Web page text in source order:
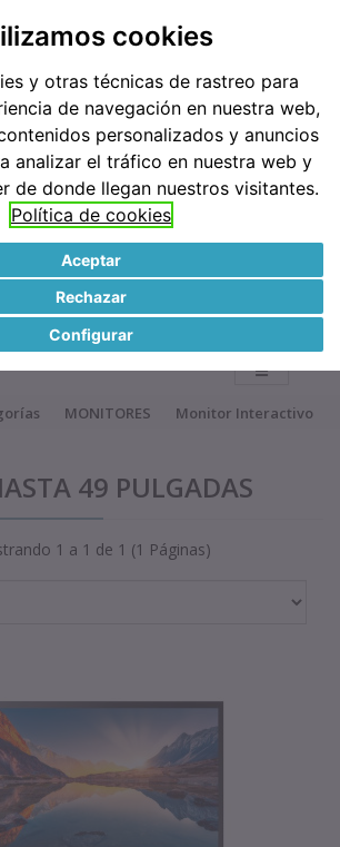
cookies
y otras técnicas de rastreo para
de navegación en nuestra web,
personalizados y anuncios
analizar el tráfico en nuestra web y
de donde llegan nuestros visitantes.
Política de cookies
Aceptar
Rechazar
Configurar
91 519 38 62 / 677 921 793
de pago
● 0
MONITORES Monitor Interactivo
49 PULGADAS
1 a 1 de 1 (1 Páginas)